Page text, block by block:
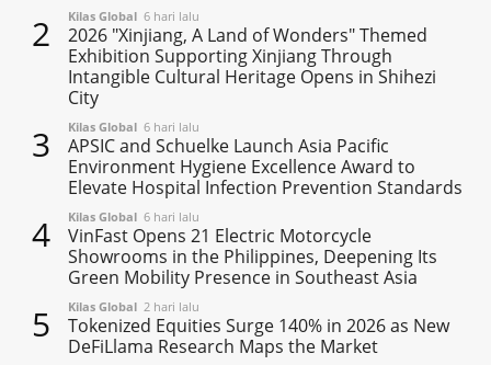
2 Kilas Global 6 hari lalu
2026 "Xinjiang, A Land of Wonders" Themed
Exhibition Supporting Xinjiang Through
Intangible Cultural Heritage Opens in Shihezi
City
3 Kilas Global 6 hari lalu
APSIC and Schuelke Launch Asia Pacific
Environment Hygiene Excellence Award to
Elevate Hospital Infection Prevention Standards
4 Kilas Global 6 hari lalu
VinFast Opens 21 Electric Motorcycle
Showrooms in the Philippines, Deepening Its
Green Mobility Presence in Southeast Asia
5 Kilas Global 2 hari lalu
Tokenized Equities Surge 140% in 2026 as New
DeFiLlama Research Maps the Market